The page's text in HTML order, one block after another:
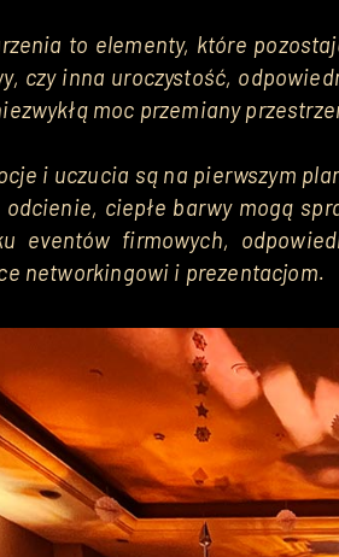
to elementy, które
czy inna uroczystość,
moc przemiany
i uczucia są na pierwszym
ciepłe barwy mogą
eventów firmowych,
networkingowi i prezentacjom.